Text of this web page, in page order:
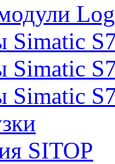
Simatic
Simatic
Simatic
SITOP